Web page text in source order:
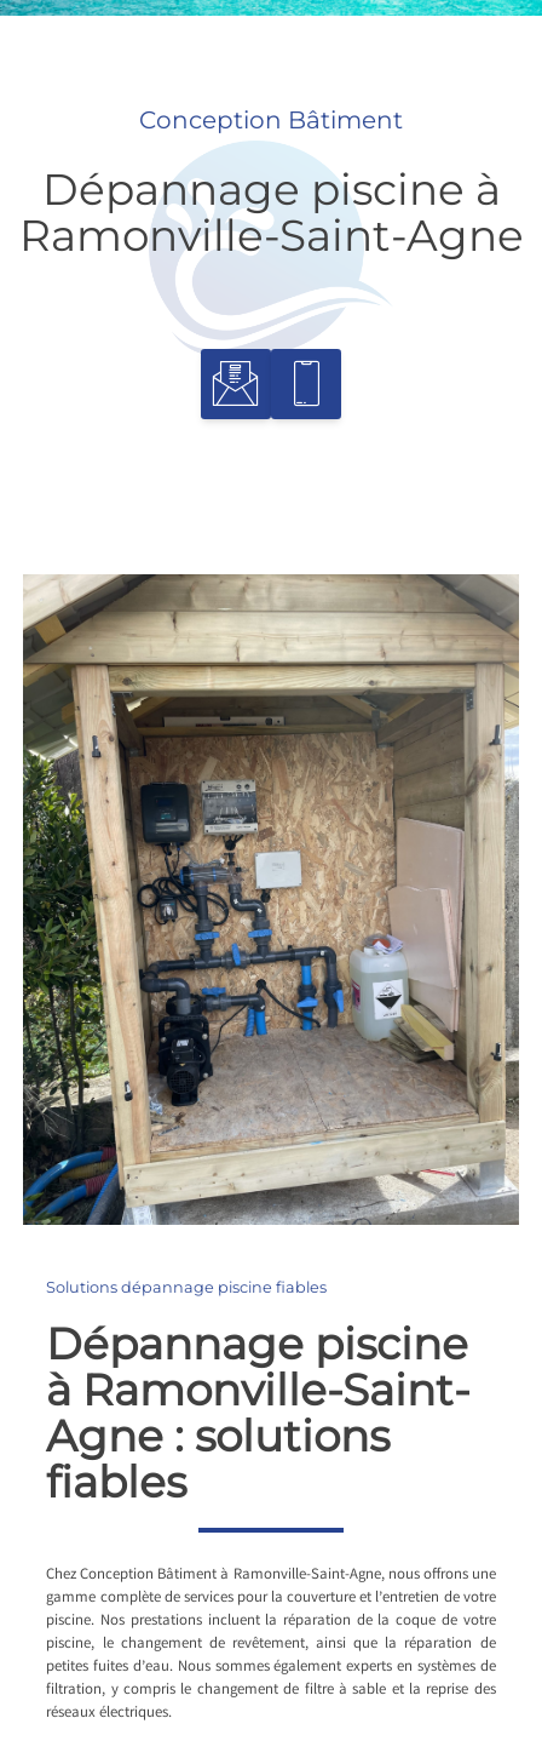
Conception Bâtiment
Dépannage piscine à
Ramonville-Saint-Agne
Solutions dépannage piscine fiables
Dépannage piscine
à Ramonville-Saint-
Agne : solutions
fiables
Chez Conception Bâtiment à Ramonville-Saint-Agne, nous offrons une
gamme complète de services pour la couverture et l’entretien de votre
piscine. Nos prestations incluent la réparation de la coque de votre
piscine, le changement de revêtement, ainsi que la réparation de
petites fuites d’eau. Nous sommes également experts en systèmes de
filtration, y compris le changement de filtre à sable et la reprise des
réseaux électriques.